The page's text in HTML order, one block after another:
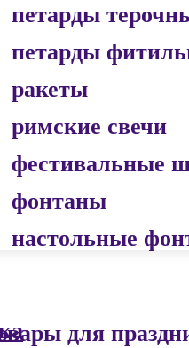
петарды
петарды
ракеты
римские свечи
фестивальные
фонтаны
настольные
для